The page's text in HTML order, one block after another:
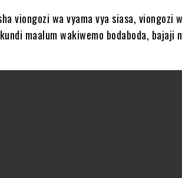
viongozi wa vyama vya siasa, viongozi
maalum wakiwemo bodaboda, bajaji